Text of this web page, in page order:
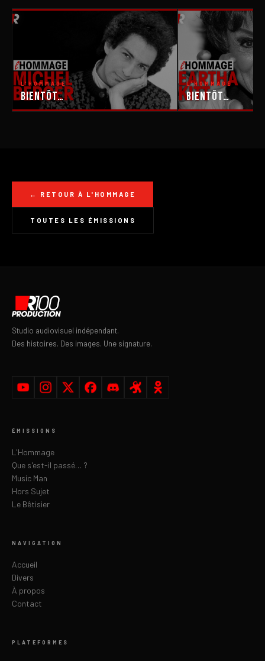
L'HOMMAGE
Bientôt…
L'HOMMAGE
Bientôt…
← RETOUR À L'HOMMAGE
TOUTES LES ÉMISSIONS
Studio audiovisuel indépendant.
Des histoires. Des images. Une signature.
ÉMISSIONS
L'Hommage
Que s'est-il passé… ?
Music Man
Hors Sujet
Le Bêtisier
NAVIGATION
Accueil
Divers
À propos
Contact
PLATEFORMES